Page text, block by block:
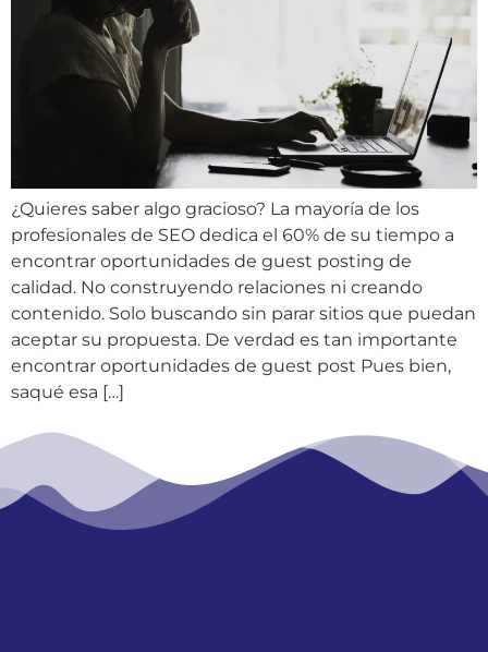
¿Quieres saber algo gracioso? La mayoría de los
profesionales de SEO dedica el 60% de su tiempo a
encontrar oportunidades de guest posting de
calidad. No construyendo relaciones ni creando
contenido. Solo buscando sin parar sitios que puedan
aceptar su propuesta. De verdad es tan importante
encontrar oportunidades de guest post Pues bien,
saqué esa […]